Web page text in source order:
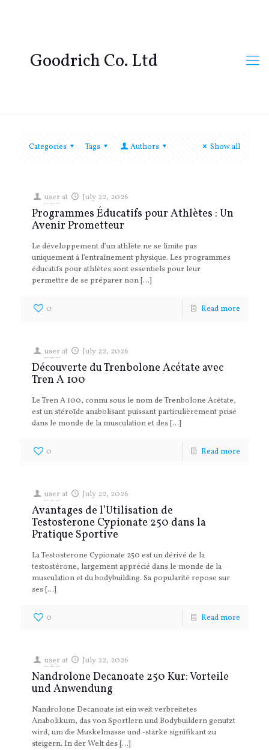
Goodrich Co. Ltd
Categories Tags Authors Show all
user at July 22, 2026
Programmes Éducatifs pour Athlètes : Un
Avenir Prometteur
Le développement d’un athlète ne se limite pas
uniquement à l’entraînement physique. Les programmes
éducatifs pour athlètes sont essentiels pour leur
permettre de se préparer non[…]
0 Read more
user at July 22, 2026
Découverte du Trenbolone Acétate avec
Tren A 100
Le Tren A 100, connu sous le nom de Trenbolone Acétate,
est un stéroïde anabolisant puissant particulièrement prisé
dans le monde de la musculation et des[…]
0 Read more
user at July 22, 2026
Avantages de l’Utilisation de
Testosterone Cypionate 250 dans la
Pratique Sportive
La Testosterone Cypionate 250 est un dérivé de la
testostérone, largement apprécié dans le monde de la
musculation et du bodybuilding. Sa popularité repose sur
ses[…]
0 Read more
user at July 22, 2026
Nandrolone Decanoate 250 Kur: Vorteile
und Anwendung
Nandrolone Decanoate ist ein weit verbreitetes
Anabolikum, das von Sportlern und Bodybuildern genutzt
wird, um die Muskelmasse und -stärke signifikant zu
steigern. In der Welt des[…]